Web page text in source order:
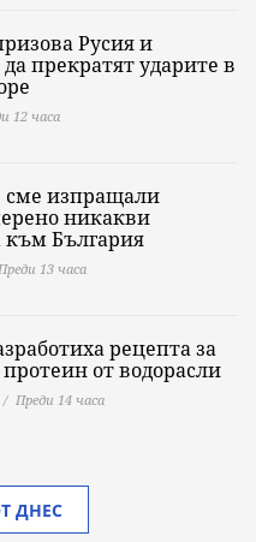
Русия и
прекратят ударите в
12 часа
сме изпращали
никакви
към България
13 часа
рецепта за
от водорасли
Преди 14 часа
ДНЕС